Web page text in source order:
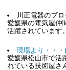
川正電器のブロ
愛媛県の電気屋仲
活躍されています。
現場より・・
愛媛県松山市で活
れている技術屋さ